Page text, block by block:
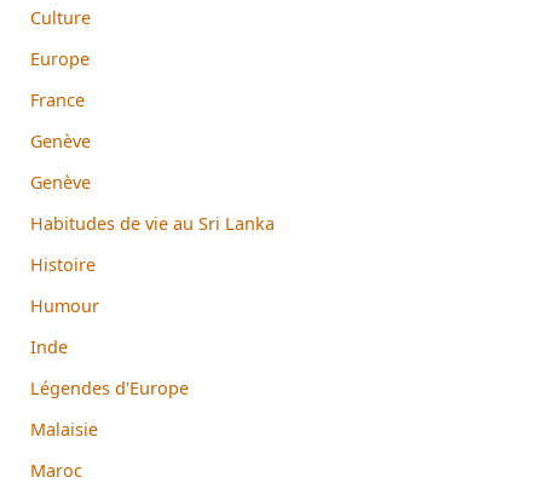
Culture
Europe
France
Genève
Genève
Habitudes de vie au Sri Lanka
Histoire
Humour
Inde
Légendes d'Europe
Malaisie
Maroc